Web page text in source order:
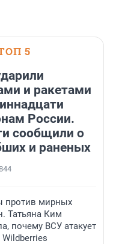
5
и ракетами
России.
сообщили о
и раненых
против мирных
Татьяна Ким
почему ВСУ атакует